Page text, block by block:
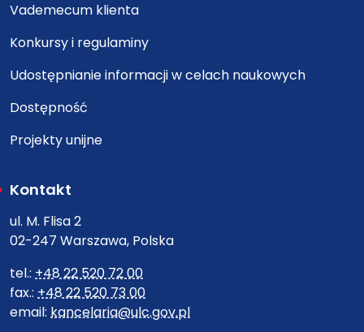
Vademecum klienta
Konkursy i regulaminy
Udostępnianie informacji w celach naukowych
Dostępność
Projekty unijne
Kontakt
ul. M. Flisa 2
02-247 Warszawa, Polska
tel.: +48 22 520 72 00
fax.: +48 22 520 73 00
email: kancelaria@ulc.gov.pl